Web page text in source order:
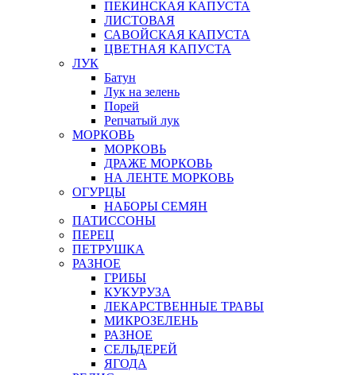
ПЕКИНСКАЯ КАПУСТА
ЛИСТОВАЯ
САВОЙСКАЯ КАПУСТА
ЦВЕТНАЯ КАПУСТА
ЛУК
Батун
Лук на зелень
Порей
Репчатый лук
МОРКОВЬ
МОРКОВЬ
ДРАЖЕ МОРКОВЬ
НА ЛЕНТЕ МОРКОВЬ
ОГУРЦЫ
НАБОРЫ СЕМЯН
ПАТИССОНЫ
ПЕРЕЦ
ПЕТРУШКА
РАЗНОЕ
ГРИБЫ
КУКУРУЗА
ЛЕКАРСТВЕННЫЕ ТРАВЫ
МИКРОЗЕЛЕНЬ
РАЗНОЕ
СЕЛЬДЕРЕЙ
ЯГОДА